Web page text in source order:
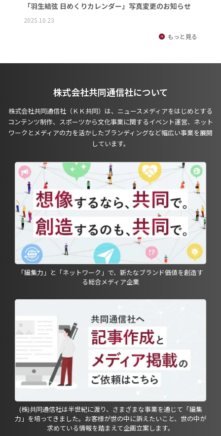
「羽生結弦 日めくりカレンダー」写真変更のお知らせ
2025.10.23
もっと見る
株式会社共同通信社について
株式会社共同通信社（ＫＫ共同）は、ニュースメディアをはじめとする
コンテンツ制作、スポーツから文化事業に関するイベント運営、ネット
ワークとメディアの力を活かしたブランディングなど幅広い事業を展開
しています。
「編集力」と「ネットワーク」で、新たなブランド価値を創造す
る総合メディア企業
(株)共同通信社は半世紀に渡り、さまざまな事業を通じて「編集
力」を培ってきました。お客様が世の中に訴えたいこと、世の中が
求めている情報を踏まえて企画立案します。